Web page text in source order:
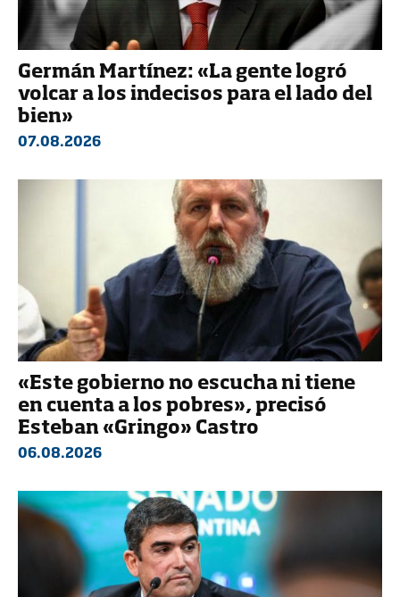
Germán Martínez: «La gente logró
volcar a los indecisos para el lado del
bien»
07.08.2026
«Este gobierno no escucha ni tiene
en cuenta a los pobres», precisó
Esteban «Gringo» Castro
06.08.2026